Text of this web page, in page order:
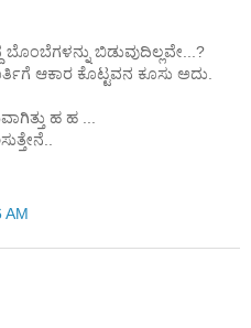
ಬಿಡುವುದಿಲ್ಲವೇ...?
ಆಕಾರ ಕೊಟ್ಟವನ ಕೂಸು ಅದು.
ಹ ಹ ...
AM